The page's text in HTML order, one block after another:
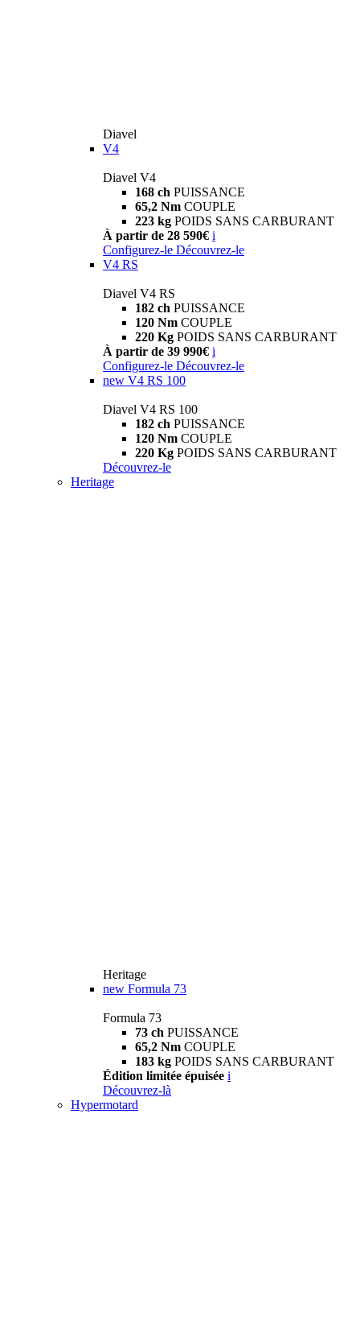
Diavel
V4
Diavel V4
168 ch PUISSANCE
65,2 Nm COUPLE
223 kg POIDS SANS CARBURANT
À partir de 28 590€ i
Configurez-le Découvrez-le
V4 RS
Diavel V4 RS
182 ch PUISSANCE
120 Nm COUPLE
220 Kg POIDS SANS CARBURANT
À partir de 39 990€ i
Configurez-le Découvrez-le
new V4 RS 100
Diavel V4 RS 100
182 ch PUISSANCE
120 Nm COUPLE
220 Kg POIDS SANS CARBURANT
Découvrez-le
Heritage
Heritage
new Formula 73
Formula 73
73 ch PUISSANCE
65,2 Nm COUPLE
183 kg POIDS SANS CARBURANT
Édition limitée épuisée i
Découvrez-là
Hypermotard